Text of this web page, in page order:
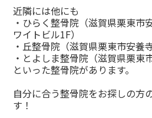
近隣には他にも
・ひらく整骨院（滋賀県栗東市
ワイトビル1F）
・丘整骨院（滋賀県栗東市安養
・とよしま整骨院（滋賀県栗東
といった整骨院があります。
自分に合う整骨院をお探しの方
す！